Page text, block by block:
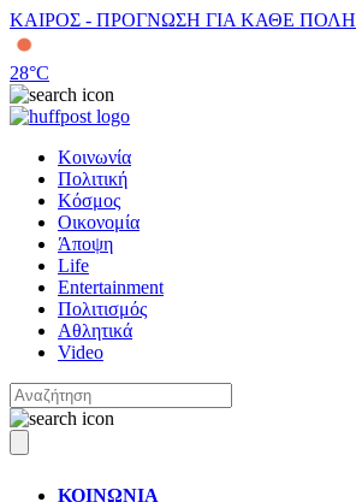
ΚΑΙΡΟΣ - ΠΡΟΓΝΩΣΗ ΓΙΑ ΚΑΘΕ ΠΟΛΗ
28°C
Κοινωνία
Πολιτική
Κόσμος
Οικονομία
Άποψη
Life
Entertainment
Πολιτισμός
Αθλητικά
Video
ΚΟΙΝΩΝΙΑ